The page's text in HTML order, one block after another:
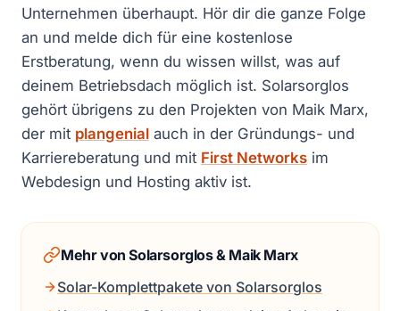
Unternehmen überhaupt. Hör dir die ganze Folge
an und melde dich für eine kostenlose
Erstberatung, wenn du wissen willst, was auf
deinem Betriebsdach möglich ist. Solarsorglos
gehört übrigens zu den Projekten von Maik Marx,
der mit plangenial auch in der Gründungs- und
Karriereberatung und mit First Networks im
Webdesign und Hosting aktiv ist.
Mehr von Solarsorglos & Maik Marx
Solar-Komplettpakete von Solarsorglos